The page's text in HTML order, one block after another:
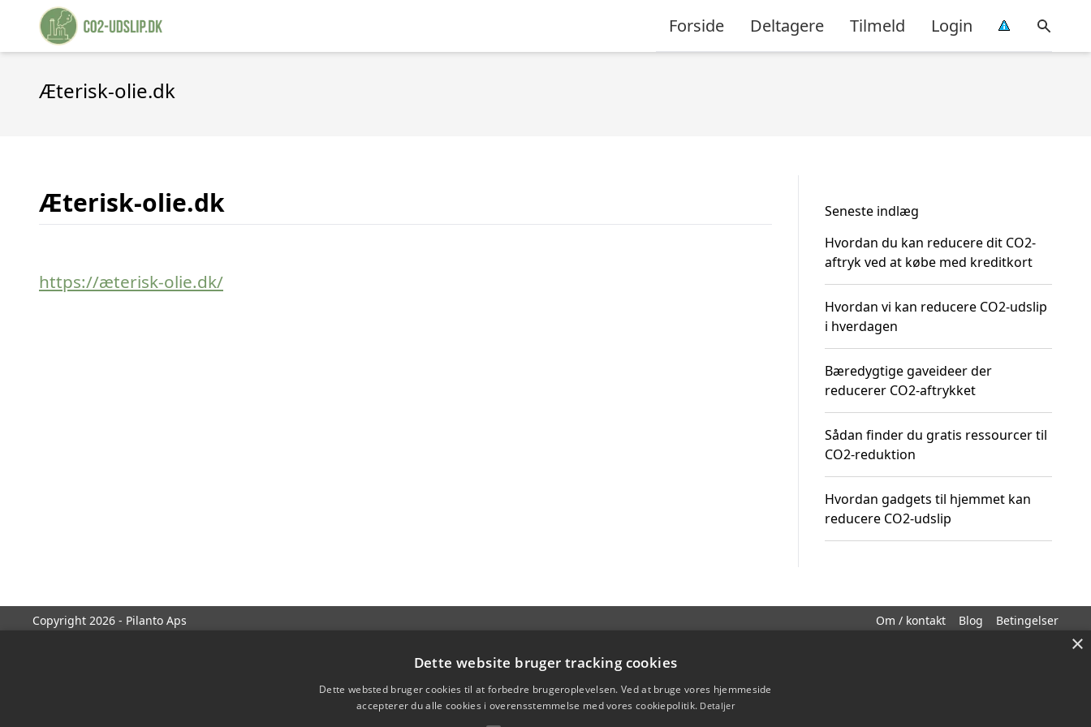
Forside Deltagere Tilmeld Login
Æterisk-olie.dk
Æterisk-olie.dk
https://æterisk-olie.dk/
Seneste indlæg
Hvordan du kan reducere dit CO2-
aftryk ved at købe med kreditkort
Hvordan vi kan reducere CO2-udslip
i hverdagen
Bæredygtige gaveideer der
reducerer CO2-aftrykket
Sådan finder du gratis ressourcer til
CO2-reduktion
Hvordan gadgets til hjemmet kan
reducere CO2-udslip
Copyright 2026 - Pilanto Aps Om / kontakt Blog Betingelser
×
Dette website bruger tracking cookies
Dette websted bruger cookies til at forbedre brugeroplevelsen. Ved at bruge vores hjemmeside
accepterer du alle cookies i overensstemmelse med vores cookiepolitik. Detaljer